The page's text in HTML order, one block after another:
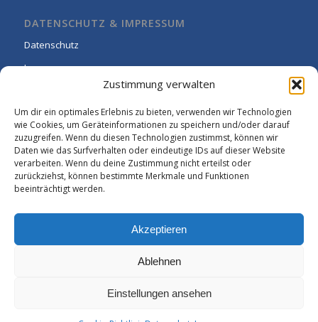
Zustimmung verwalten
Um dir ein optimales Erlebnis zu bieten, verwenden wir Technologien
wie Cookies, um Geräteinformationen zu speichern und/oder darauf
zuzugreifen. Wenn du diesen Technologien zustimmst, können wir
Daten wie das Surfverhalten oder eindeutige IDs auf dieser Website
verarbeiten. Wenn du deine Zustimmung nicht erteilst oder
zurückziehst, können bestimmte Merkmale und Funktionen
beeinträchtigt werden.
Akzeptieren
Ablehnen
Einstellungen ansehen
DATENSCHUTZ & IMPRESSUM
Datenschutz
Impressum
Cookie-Richtlinie (EU)